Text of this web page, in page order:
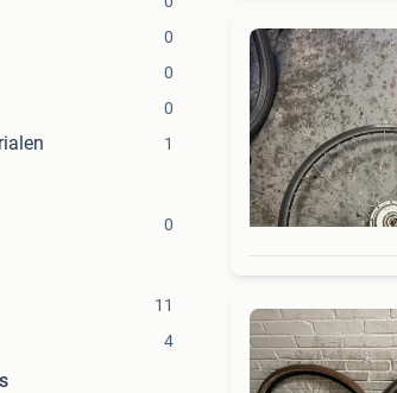
0
0
0
1
0
11
4